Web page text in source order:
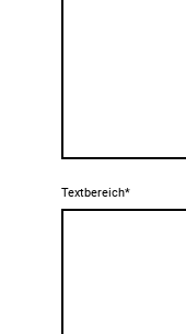
Textbereich*